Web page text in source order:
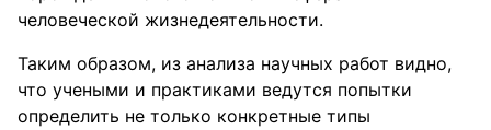
человеческой жизнедеятельности.
Таким образом, из анализа научных работ видно,
что учеными и практиками ведутся попытки
определить не только конкретные типы